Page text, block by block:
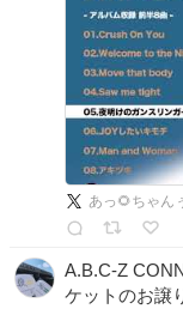
あっ🌻ちゃん
A.B.C-Z
ケットのお譲